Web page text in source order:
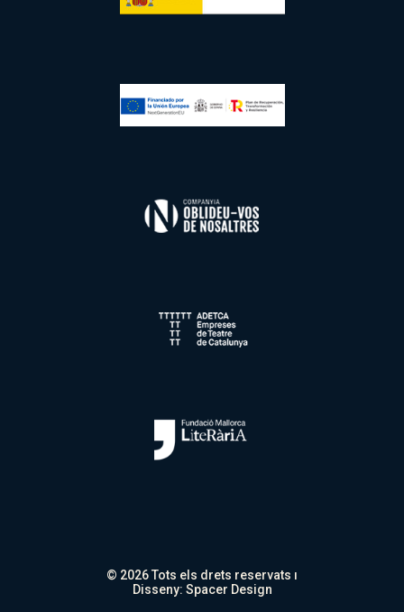
© 2026 Tots els drets reservats ı
Disseny: Spacer Design